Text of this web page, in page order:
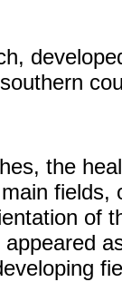
the
fields,
of